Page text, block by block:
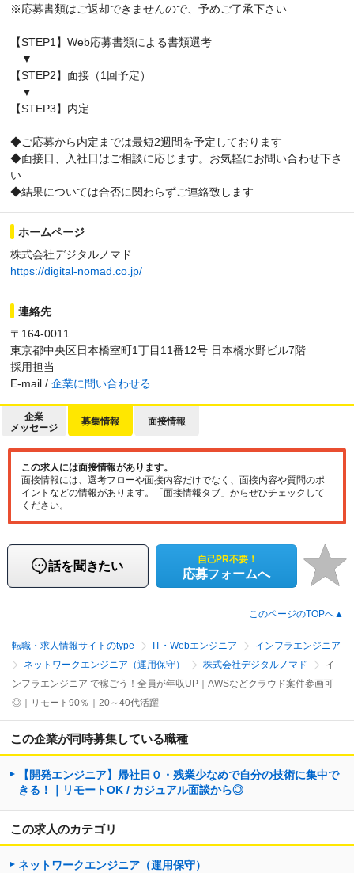
※応募書類はご返却できませんので、予めご了承下さい
【STEP1】Web応募書類による書類選考
▼
【STEP2】面接（1回予定）
▼
【STEP3】内定
◆ご応募から内定までは最短2週間を予定しております
◆面接日、入社日はご相談に応じます。お気軽にお問い合わせ下さ
い
◆結果については合否に関わらずご連絡致します
ホームページ
株式会社デジタルノマド
https://digital-nomad.co.jp/
連絡先
〒164-0011
東京都中央区日本橋室町1丁目11番12号 日本橋水野ビル7階
採用担当
E-mail / 企業に問い合わせる
企業
メッセージ
募集情報 面接情報
この求人には面接情報があります。
面接情報には、選考フローや面接内容だけでなく、面接内容や質問のポ
イントなどの情報があります。「面接情報タブ」からぜひチェックして
ください。
話を聞きたい 自己PR不要！
応募フォームへ
このページのTOPへ▲
転職・求人情報サイトのtype IT・Webエンジニア
インフラエンジニア
ネットワークエンジニア（運用保守）
株式会社デジタルノマド
イ
ンフラエンジニア で稼ごう！全員が年収UP｜AWSなどクラウド案件参画可
◎｜リモート90％｜20～40代活躍
この企業が同時募集している職種
【開発エンジニア】帰社日０・残業少なめで自分の技術に集中で
きる！｜リモートOK / カジュアル面談から◎
この求人のカテゴリ
ネットワークエンジニア（運用保守）